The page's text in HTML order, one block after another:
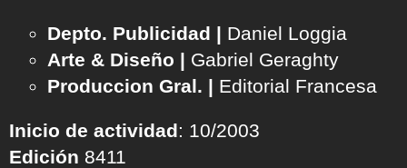
Depto. Publicidad | Daniel Loggia
Arte & Diseño | Gabriel Geraghty
Produccion Gral. | Editorial Francesa
Inicio de actividad: 10/2003
Edición 8411